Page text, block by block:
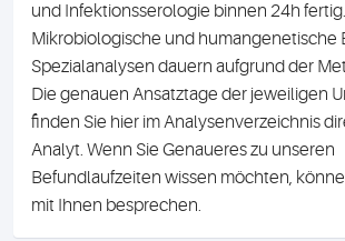
und Infektionsserologie binnen 24h fertig.
Mikrobiologische und humangenetische
Spezialanalysen dauern aufgrund der
Die genauen Ansatztage der jeweiligen
finden Sie hier im Analysenverzeichnis
Analyt. Wenn Sie Genaueres zu unseren
Befundlaufzeiten wissen möchten,
mit Ihnen besprechen.